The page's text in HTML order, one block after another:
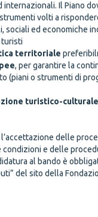
internazionali. Il Piano
volti a
ed economiche
turisti
territoriale
, per garantire la
(piani o strumenti di
turistico-culturale
delle
e delle
al bando è
del sito della